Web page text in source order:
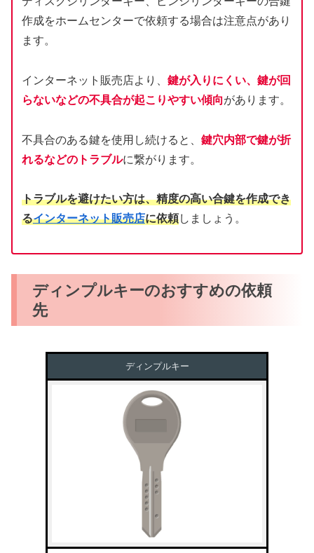
作成をホームセンターで依頼する場合は注意点があり
ます。
インターネット販売店より、 鍵が入りにくい、鍵が回
らないなどの不具合が起こりやすい傾向があります。
不具合のある鍵を使用し続けると、 鍵穴内部で鍵が折
れるなどのトラブルに繋がります。
トラブルを避けたい方は、精度の高い合鍵を作成でき
るインターネット販売店に依頼しましょう。
ディンプルキーのおすすめの依頼
先
ディンプルキー